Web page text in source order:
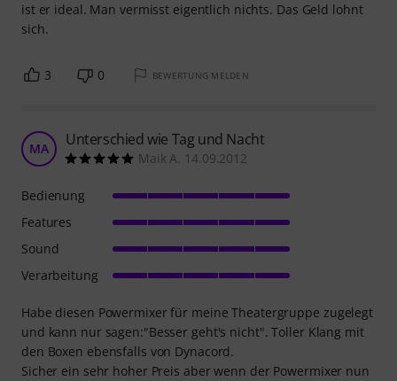
ist er ideal. Man vermisst eigentlich nichts. Das Geld lohnt
sich.
3 0 BEWERTUNG MELDEN
MA Unterschied wie Tag und Nacht
Maik A. 14.09.2012
Habe diesen Powermixer für meine Theatergruppe zugelegt
und kann nur sagen:"Besser geht's nicht". Toller Klang mit
den Boxen ebensfalls von Dynacord.
Sicher ein sehr hoher Preis aber wenn der Powermixer nun
Bedienung
Features
Sound
Verarbeitung